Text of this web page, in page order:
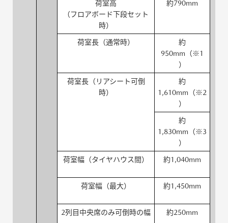
荷室高
（フロアボード下段セット
時）
約790mm
荷室長（通常時）
約
950mm（※1
）
荷室長（リアシート可倒
時）
約
1,610mm（※2
）
約
1,830mm（※3
）
荷室幅（タイヤハウス間） 約1,040mm
荷室幅（最大） 約1,450mm
2列目中央席のみ可倒時の幅 約250mm